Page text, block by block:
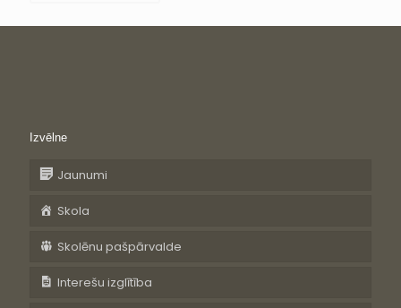
Izvēlne
Jaunumi
Skola
Skolēnu pašpārvalde
Interešu izglītība